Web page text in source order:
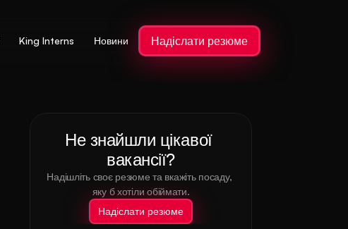
King Interns Новини Надіслати резюме
Не знайшли цікавої
вакансії?
Надішліть своє резюме та вкажіть посаду,
яку б хотіли обіймати.
Надіслати резюме